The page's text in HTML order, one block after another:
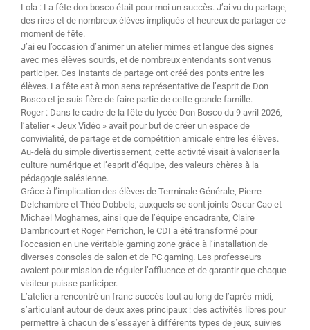
Lola : La fête don bosco était pour moi un succès. J’ai vu du partage,
des rires et de nombreux élèves impliqués et heureux de partager ce
moment de fête.
J’ai eu l’occasion d’animer un atelier mimes et langue des signes
avec mes élèves sourds, et de nombreux entendants sont venus
participer. Ces instants de partage ont créé des ponts entre les
élèves. La fête est à mon sens représentative de l’esprit de Don
Bosco et je suis fière de faire partie de cette grande famille.
Roger : Dans le cadre de la fête du lycée Don Bosco du 9 avril 2026,
l’atelier « Jeux Vidéo » avait pour but de créer un espace de
convivialité, de partage et de compétition amicale entre les élèves.
Au-delà du simple divertissement, cette activité visait à valoriser la
culture numérique et l’esprit d’équipe, des valeurs chères à la
pédagogie salésienne.
Grâce à l’implication des élèves de Terminale Générale, Pierre
Delchambre et Théo Dobbels, auxquels se sont joints Oscar Cao et
Michael Moghames, ainsi que de l’équipe encadrante, Claire
Dambricourt et Roger Perrichon, le CDI a été transformé pour
l’occasion en une véritable gaming zone grâce à l’installation de
diverses consoles de salon et de PC gaming. Les professeurs
avaient pour mission de réguler l’affluence et de garantir que chaque
visiteur puisse participer.
L’atelier a rencontré un franc succès tout au long de l’après-midi,
s’articulant autour de deux axes principaux : des activités libres pour
permettre à chacun de s’essayer à différents types de jeux, suivies